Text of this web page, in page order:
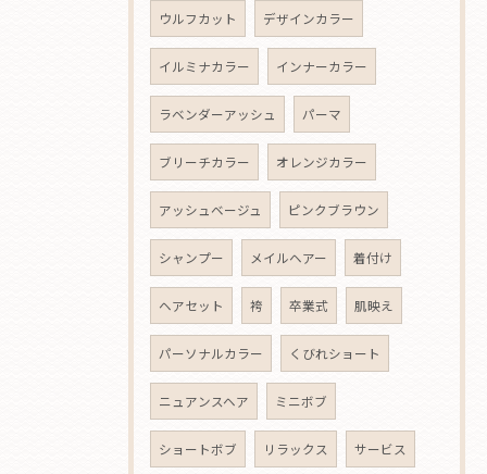
ウルフカット デザインカラー
イルミナカラー インナーカラー
ラベンダーアッシュ パーマ
ブリーチカラー オレンジカラー
アッシュベージュ ピンクブラウン
シャンプー メイルヘアー 着付け
ヘアセット 袴 卒業式 肌映え
パーソナルカラー くびれショート
ニュアンスヘア ミニボブ
ショートボブ リラックス サービス